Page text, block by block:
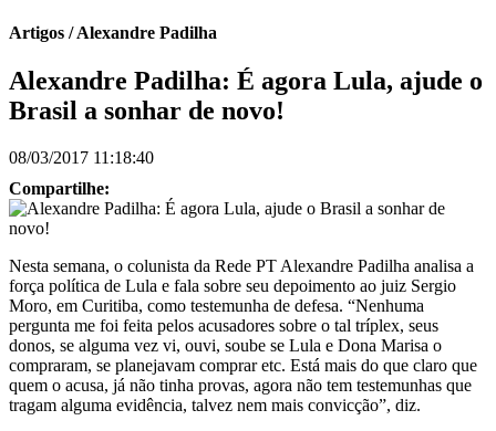
Artigos / Alexandre Padilha
Alexandre Padilha: É agora Lula, ajude o
Brasil a sonhar de novo!
08/03/2017 11:18:40
Compartilhe:
Nesta semana, o colunista da Rede PT Alexandre Padilha analisa a
força política de Lula e fala sobre seu depoimento ao juiz Sergio
Moro, em Curitiba, como testemunha de defesa. “Nenhuma
pergunta me foi feita pelos acusadores sobre o tal tríplex, seus
donos, se alguma vez vi, ouvi, soube se Lula e Dona Marisa o
compraram, se planejavam comprar etc. Está mais do que claro que
quem o acusa, já não tinha provas, agora não tem testemunhas que
tragam alguma evidência, talvez nem mais convicção”, diz.